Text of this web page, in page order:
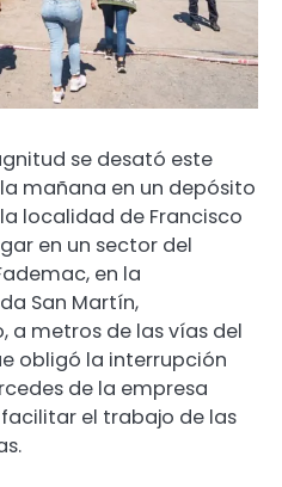
se desató este
mañana en un depósito
localidad de Francisco
en un sector del
en la
San Martín,
a metros de las vías del
obligó la interrupción
de la empresa
el trabajo de las